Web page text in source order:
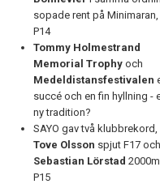
sopade rent på Minimaran,
P14
Tommy Holmestrand
Memorial Trophy och
Medeldistansfestivalen
succé och en fin hyllning -
ny tradition?
SAYO gav två klubbrekord,
Tove Olsson spjut F17 och
Sebastian Lörstad 2000m
P15